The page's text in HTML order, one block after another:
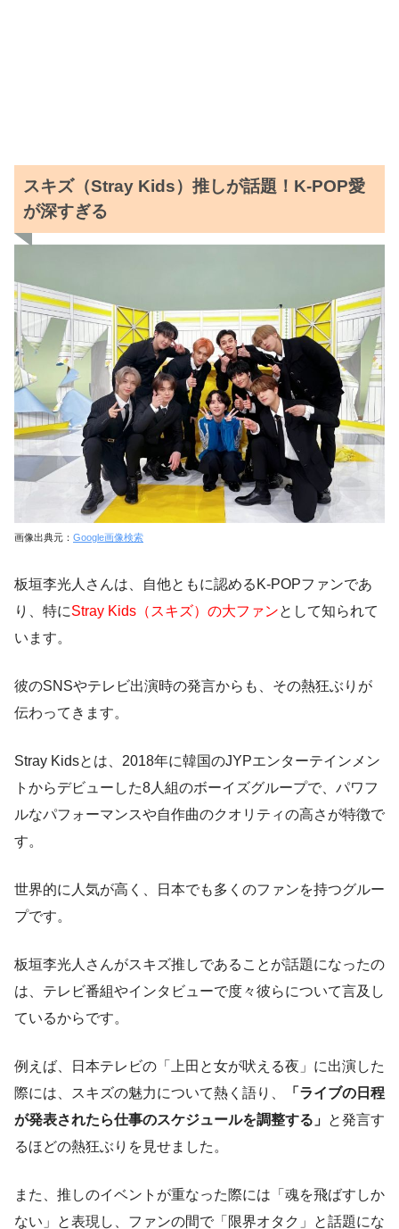
スキズ（Stray Kids）推しが話題！K-POP愛
が深すぎる
画像出典元： Google画像検索
板垣李光人さんは、自他ともに認めるK-POPファンであ
り、特にStray Kids（スキズ）の大ファンとして知られて
います。
彼のSNSやテレビ出演時の発言からも、その熱狂ぶりが
伝わってきます。
Stray Kidsとは、2018年に韓国のJYPエンターテインメン
トからデビューした8人組のボーイズグループで、パワフ
ルなパフォーマンスや自作曲のクオリティの高さが特徴で
す。
世界的に人気が高く、日本でも多くのファンを持つグルー
プです。
板垣李光人さんがスキズ推しであることが話題になったの
は、テレビ番組やインタビューで度々彼らについて言及し
ているからです。
例えば、日本テレビの「上田と女が吠える夜」に出演した
際には、スキズの魅力について熱く語り、
「ライブの日程
が発表されたら仕事のスケジュールを調整する」 と発言す
るほどの熱狂ぶりを見せました。
また、推しのイベントが重なった際には「魂を飛ばすしか
ない」と表現し、ファンの間で「限界オタク」と話題にな